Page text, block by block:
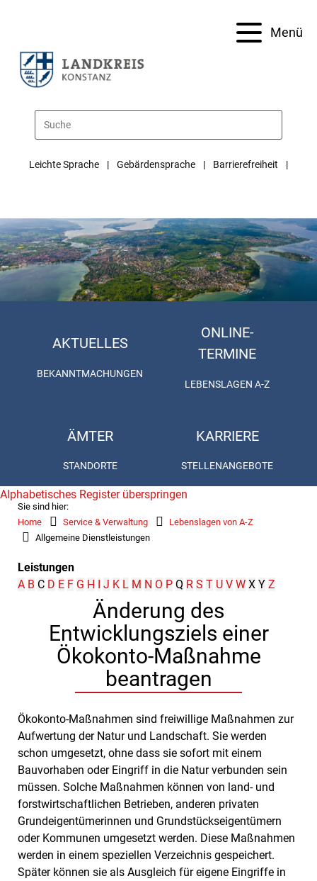
Menü
Leichte Sprache Gebärdensprache Barrierefreiheit
AKTUELLES
BEKANNTMACHUNGEN
ONLINE-
TERMINE
LEBENSLAGEN A-Z
ÄMTER
STANDORTE
KARRIERE
STELLENANGEBOTE
Sie sind hier:
Home
Service & Verwaltung
Lebenslagen von A-Z
Allgemeine Dienstleistungen
Leistungen
Alphabetisches Register überspringen
A B C D E F G H I J K L M N O P Q R S T U V W X Y Z
Änderung des
Entwicklungsziels einer
Ökokonto-Maßnahme
beantragen
Ökokonto-Maßnahmen sind freiwillige Maßnahmen zur
Aufwertung der Natur und Landschaft. Sie werden
schon umgesetzt, ohne dass sie sofort mit einem
Bauvorhaben oder Eingriff in die Natur verbunden sein
müssen. Solche Maßnahmen können von land- und
forstwirtschaftlichen Betrieben, anderen privaten
Grundeigentümerinnen und Grundstückseigentümern
oder Kommunen umgesetzt werden. Diese Maßnahmen
werden in einem speziellen Verzeichnis gespeichert.
Später können sie als Ausgleich für eigene Eingriffe in